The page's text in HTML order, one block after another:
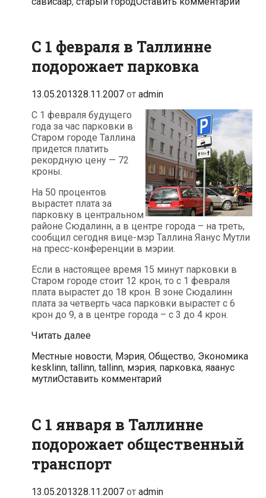
помещения
полцены
С 1 февраля в Таллинне
подорожает парковка
13.05.201328.11.2007 от admin
С 1 февраля будущего
года за час парковки в
Старом городе Таллина
придется платить
рекордную цену — 72
кроны.
На 50 процентов
вырастет плата за
парковку в центральном
районе Сюдалинн, а в центре города – на треть,
сообщил сегодня вице-мэр Таллина Яанус Мутли
на пресс-конференции в мэрии.
Если в настоящее время 15 минут парковки в
Старом городе стоит 12 крон, то с 1 февраля
плата вырастет до 18 крон. В зоне Сюдалинн
плата за четверть часа парковки вырастет с 6
крон до 9, а в центре города – с 3 до 4 крон.
Читать далееС
февраля
в
Таллинне
Рубрики
Местные новости, Мэрия, Общество, Экономика
kesklinn, tallinn, tallinn, мэрия, парковка, яаанус
мутлиОставить комментарий
С 1 января в Таллинне
подорожает общественный
транспорт
13.05.201328.11.2007 от admin